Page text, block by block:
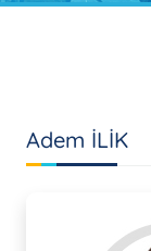
Adem İLİK